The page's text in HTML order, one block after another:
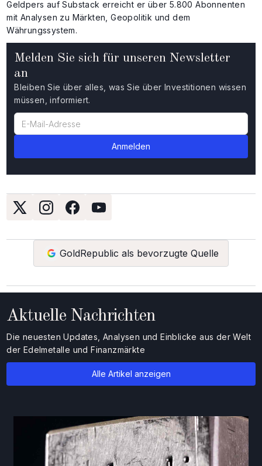
Melden Sie sich für unseren Newsletter
an
Bleiben Sie über alles, was Sie über Investitionen wissen
müssen, informiert.
GoldRepublic als bevorzugte Quelle
Geldpers auf Substack erreicht er über 5.800 Abonnenten
mit Analysen zu Märkten, Geopolitik und dem
Währungssystem.
Aktuelle Nachrichten
Die neuesten Updates, Analysen und Einblicke aus der Welt
der Edelmetalle und Finanzmärkte
Alle Artikel anzeigen